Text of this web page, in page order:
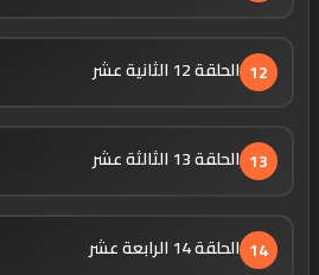
12 الحلقة 12 الثانية عشر
13 الحلقة 13 الثالثة عشر
14 الحلقة 14 الرابعة عشر